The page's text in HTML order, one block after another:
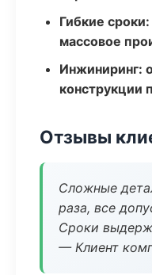
Гибкие
массовое
Инжиниринг:
конструкции
Отзывы
Сложные
раза, все
Сроки
— Клиент